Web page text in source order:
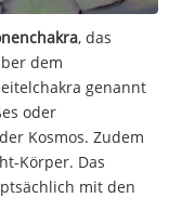
, das
dem
genannt
oder
Kosmos. Zudem
Körper. Das
mit den